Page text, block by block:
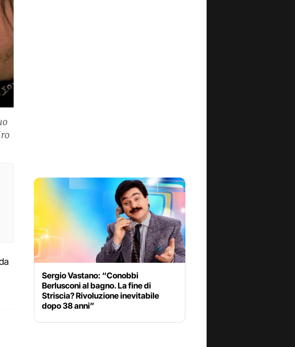
Sergio Vastano: “Conobbi
Berlusconi al bagno. La fine di
Striscia? Rivoluzione inevitabile
dopo 38 anni”